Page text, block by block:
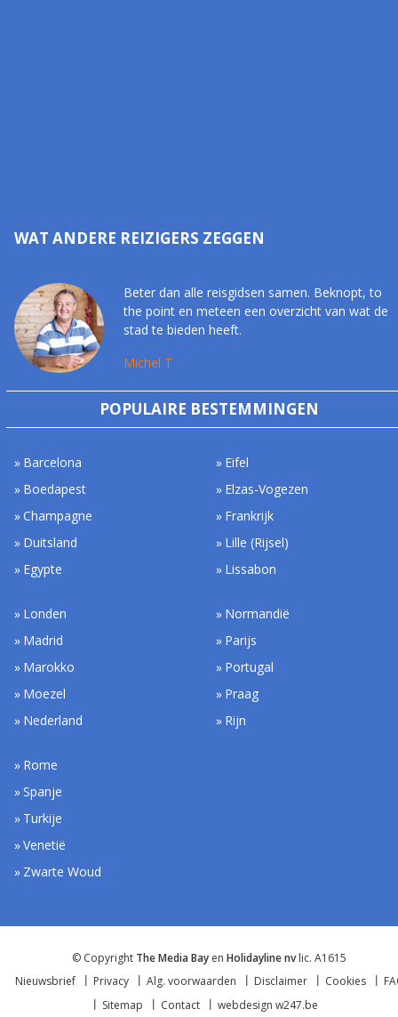
WAT ANDERE REIZIGERS ZEGGEN
Beter dan alle reisgidsen samen. Beknopt, to
the point en meteen een overzicht van wat de
stad te bieden heeft.
Michel T
POPULAIRE BESTEMMINGEN
Barcelona
Boedapest
Champagne
Duitsland
Egypte
Eifel
Elzas-Vogezen
Frankrijk
Lille (Rijsel)
Lissabon
Londen
Madrid
Marokko
Moezel
Nederland
Normandië
Parijs
Portugal
Praag
Rijn
Rome
Spanje
Turkije
Venetië
Zwarte Woud
© Copyright The Media Bay en Holidayline nvlic. A1615
Nieuwsbrief
Privacy Alg. voorwaarden Disclaimer Cookies
Sitemap
Contact webdesign w247.be